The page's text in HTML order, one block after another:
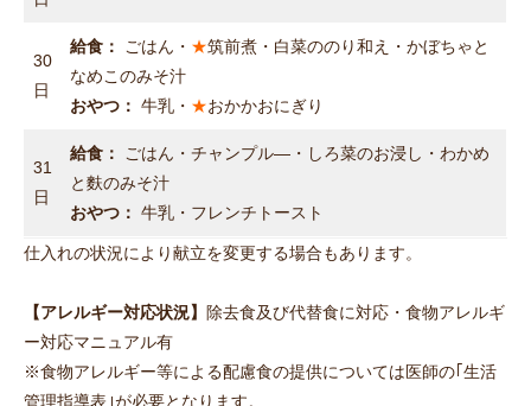
30
日
給食： ごはん・ ★筑前煮・白菜ののり和え・かぼちゃと
なめこのみそ汁
おやつ： 牛乳・ ★おかかおにぎり
31
日
給食：
ごはん・チャンプル―・しろ菜のお浸し・わかめ
と麩のみそ汁
おやつ： 牛乳・フレンチトースト
仕入れの状況により献立を変更する場合もあります。
【アレルギー対応状況】
除去食及び代替食に対応・食物アレルギ
ー対応マニュアル有
※食物アレルギー等による配慮食の提供については医師の｢生活
管理指導表｣が必要となります。